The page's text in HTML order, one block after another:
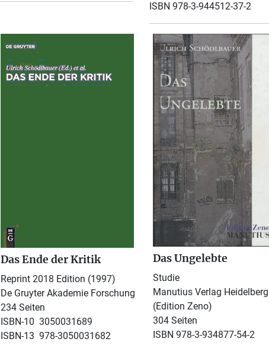
ISBN 978-3-944512-37-2
Das Ende der Kritik
Reprint 2018 Edition (1997)
De Gruyter Akademie Forschung
234 Seiten
ISBN-10 ‎ 3050031689
ISBN-13 ‎ 978-3050031682
Das Ungelebte
Studie
Manutius Verlag Heidelberg
(Edition Zeno)
304 Seiten
ISBN 978-3-934877-54-2